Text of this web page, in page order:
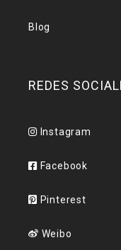
Blog
REDES
Instagram
Facebook
Pinterest
Weibo